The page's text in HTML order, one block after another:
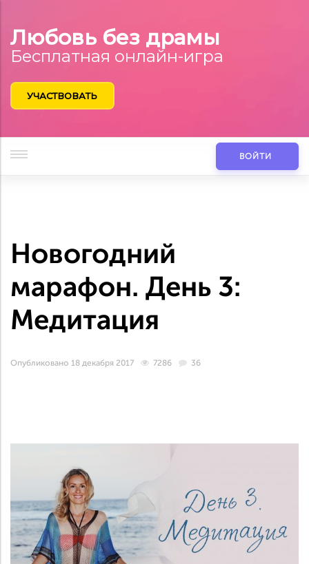
Любовь без драмы
Бесплатная онлайн-игра
УЧАСТВОВАТЬ
ВОЙТИ
Новогодний
марафон. День 3:
Медитация
Опубликовано 18 декабря 2017 7286 36